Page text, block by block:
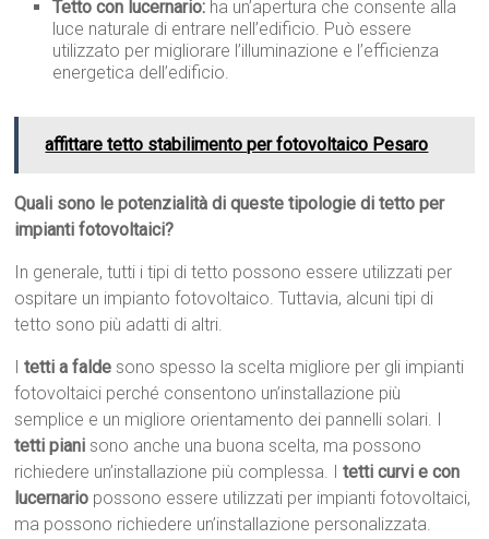
Tetto con lucernario: ha un’apertura che consente alla
luce naturale di entrare nell’edificio. Può essere
utilizzato per migliorare l’illuminazione e l’efficienza
energetica dell’edificio.
affittare tetto stabilimento per fotovoltaico Pesaro
Quali sono le potenzialità di queste tipologie di tetto per
impianti fotovoltaici?
In generale, tutti i tipi di tetto possono essere utilizzati per
ospitare un impianto fotovoltaico. Tuttavia, alcuni tipi di
tetto sono più adatti di altri.
Itetti a falde sono spesso la scelta migliore per gli impianti
fotovoltaici perché consentono un’installazione più
semplice e un migliore orientamento dei pannelli solari. I
tetti piani sono anche una buona scelta, ma possono
richiedere un’installazione più complessa. Itetti curvi e con
lucernario possono essere utilizzati per impianti fotovoltaici,
ma possono richiedere un’installazione personalizzata.